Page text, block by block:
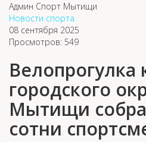
Админ Спорт Мытищи
Новости спорта
08 сентября 2025
Просмотров: 549
городского
Мытищи
сотни